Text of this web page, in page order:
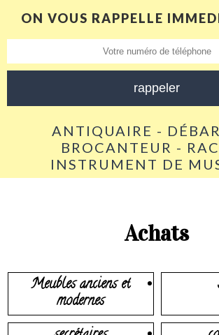
ON VOUS RAPPELLE
ANTIQUAIRE -
BROCANTEUR -
INSTRUMENT DE
Achats
Meubles anciens et
modernes